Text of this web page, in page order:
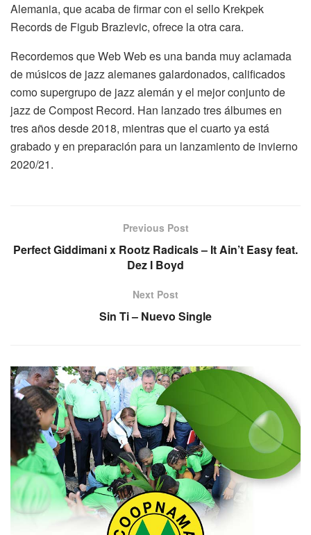
Alemania, que acaba de firmar con el sello Krekpek
Records de Figub Brazlevic, ofrece la otra cara.
Recordemos que Web Web es una banda muy aclamada
de músicos de jazz alemanes galardonados, calificados
como supergrupo de jazz alemán y el mejor conjunto de
jazz de Compost Record. Han lanzado tres álbumes en
tres años desde 2018, mientras que el cuarto ya está
grabado y en preparación para un lanzamiento de invierno
2020/21.
Previous Post
Perfect Giddimani x Rootz Radicals – It Ain’t Easy feat.
Dez I Boyd
Next Post
Sin Ti – Nuevo Single